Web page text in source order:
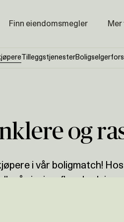
Finn eiendomsmegler Mer
Karriere
Tilleggstjenester
og
i vår boligmatch!
på visning, flere budgivere